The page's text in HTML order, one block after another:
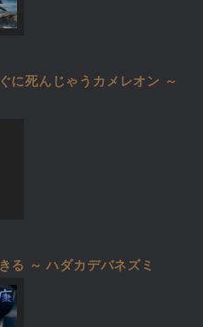
に死んじゃうカメレオン ～
る ～ ハダカデバネズミ